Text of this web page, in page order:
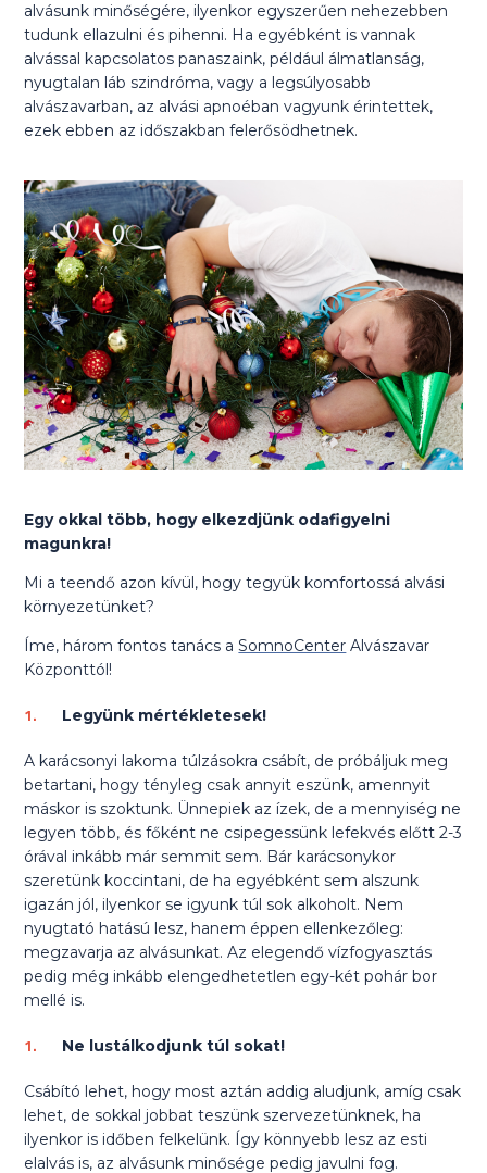
alvásunk minőségére, ilyenkor egyszerűen nehezebben
tudunk ellazulni és pihenni. Ha egyébként is vannak
alvással kapcsolatos panaszaink, például álmatlanság,
nyugtalan láb szindróma, vagy a legsúlyosabb
alvászavarban, az alvási apnoéban vagyunk érintettek,
ezek ebben az időszakban felerősödhetnek.
Egy okkal több, hogy elkezdjünk odafigyelni
magunkra!
Mi a teendő azon kívül, hogy tegyük komfortossá alvási
környezetünket?
Íme, három fontos tanács aSomnoCenter Alvászavar
Központtól!
Legyünk mértékletesek!
A karácsonyi lakoma túlzásokra csábít, de próbáljuk meg
betartani, hogy tényleg csak annyit eszünk, amennyit
máskor is szoktunk. Ünnepiek az ízek, de a mennyiség ne
legyen több, és főként ne csipegessünk lefekvés előtt 2-3
órával inkább már semmit sem. Bár karácsonykor
szeretünk koccintani, de ha egyébként sem alszunk
igazán jól, ilyenkor se igyunk túl sok alkoholt. Nem
nyugtató hatású lesz, hanem éppen ellenkezőleg:
megzavarja az alvásunkat. Az elegendő vízfogyasztás
pedig még inkább elengedhetetlen egy-két pohár bor
mellé is.
Ne lustálkodjunk túl sokat!
Csábító lehet, hogy most aztán addig aludjunk, amíg csak
lehet, de sokkal jobbat teszünk szervezetünknek, ha
ilyenkor is időben felkelünk. Így könnyebb lesz az esti
elalvás is, az alvásunk minősége pedig javulni fog.